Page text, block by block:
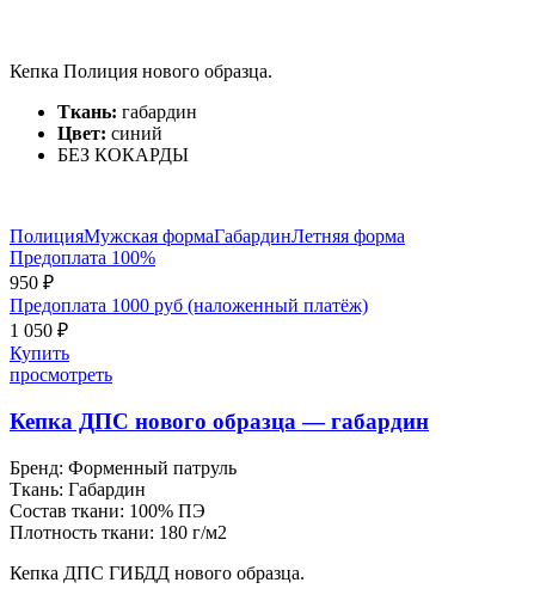
Кепка Полиция нового образца.
Ткань: габардин
Цвет: синий
БЕЗ КОКАРДЫ
ПолицияМужская формаГабардинЛетняя форма
Предоплата 100%
950 ₽
Предоплата 1000 руб (наложенный платёж)
1 050 ₽
Купить
просмотреть
Кепка ДПС нового образца — габардин
Бренд: Форменный патруль
Ткань: Габардин
Состав ткани: 100% ПЭ
Плотность ткани: 180 г/м2
Кепка ДПС ГИБДД нового образца.